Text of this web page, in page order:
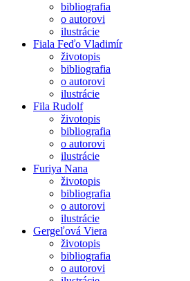
bibliografia
o autorovi
ilustrácie
Fiala Feďo Vladimír
životopis
bibliografia
o autorovi
ilustrácie
Fila Rudolf
životopis
bibliografia
o autorovi
ilustrácie
Furiya Nana
životopis
bibliografia
o autorovi
ilustrácie
Gergeľová Viera
životopis
bibliografia
o autorovi